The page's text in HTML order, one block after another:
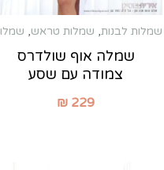
שמלות לבנות, שמלות טראש, שמלות כלה שניה
שמלה אוף שולדרס
צמודה עם שסע
₪ 229